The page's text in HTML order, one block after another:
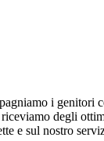
i genitori
degli
e sul nostro